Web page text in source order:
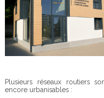
Plusieurs réseaux routiers
encore urbanisables :